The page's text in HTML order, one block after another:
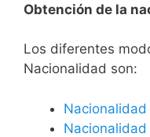
Obtención de la
​​​Los diferentes
Nacionalidad son: